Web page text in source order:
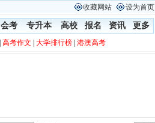
收藏网站 设为首页
会考 专升本 高校 报名 资讯 更多
高考作文 大学排行榜 港澳高考